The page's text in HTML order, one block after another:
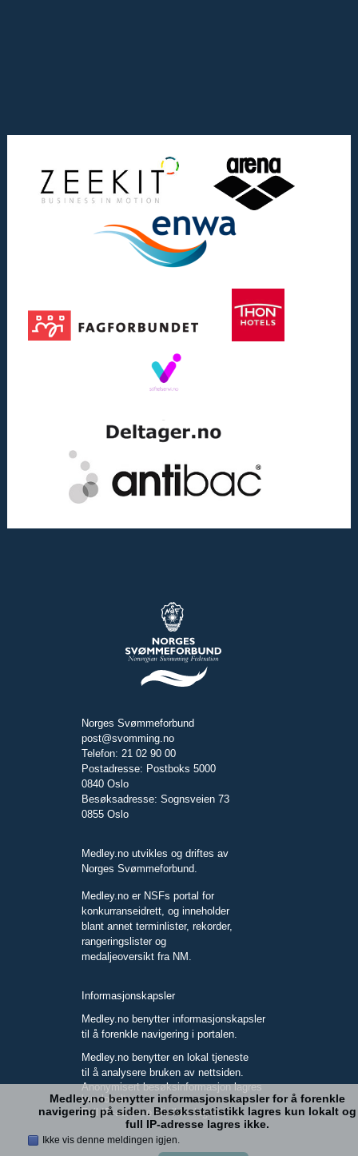
Norges Svømmeforbund
post@svomming.no
Telefon: 21 02 90 00
Postadresse: Postboks 5000
0840 Oslo
Besøksadresse: Sognsveien 73
0855 Oslo
Medley.no utvikles og driftes av
Norges Svømmeforbund.
Medley.no er NSFs portal for
konkurranseidrett, og inneholder
blant annet terminlister, rekorder,
rangeringslister og
medaljeoversikt fra NM.
Informasjonskapsler
Medley.no benytter informasjonskapsler
til å forenkle navigering i portalen.
Medley.no benytter en lokal tjeneste
til å analysere bruken av nettsiden.
Anonymisert besøksinformasjon lagres
kun lokalt.
Full IP-adresse blir ikke lagret.
Medley.no benytter informasjonskapsler for å forenkle
navigering på siden. Besøksstatistikk lagres kun lokalt og
full IP-adresse lagres ikke.
Ikke vis denne meldingen igjen.